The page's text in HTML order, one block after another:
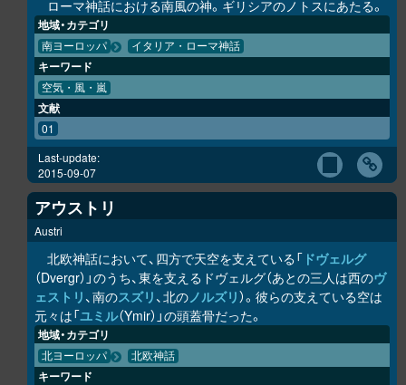
ローマ神話における南風の神。ギリシアのノトスにあたる。
地域・カテゴリ
南ヨーロッパ イタリア・ローマ神話
キーワード
空気・風・嵐
文献
01
Last-update:
2015-09-07
アウストリ
Austri
北欧神話において、四方で天空を支えている「 ドヴェルグ
（Dvergr）」のうち、東を支えるドヴェルグ（あとの三人は西のヴ
ェストリ 、南のスズリ 、北のノルズリ）。彼らの支えている空は
元々は「ユミル（Ymir）」の頭蓋骨だった。
地域・カテゴリ
北ヨーロッパ 北欧神話
キーワード